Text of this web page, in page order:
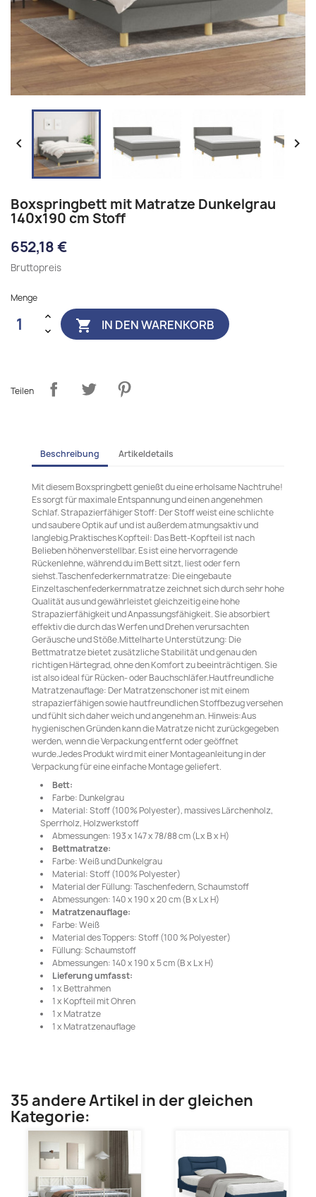
 
Boxspringbett mit Matratze Dunkelgrau
140x190 cm Stoff
652,18 €
Bruttopreis
Menge
 IN DEN WARENKORB
Teilen
Beschreibung Artikeldetails
Mit diesem Boxspringbett genießt du eine erholsame Nachtruhe!
Es sorgt für maximale Entspannung und einen angenehmen
Schlaf. Strapazierfähiger Stoff: Der Stoff weist eine schlichte
und saubere Optik auf und ist außerdem atmungsaktiv und
langlebig.Praktisches Kopfteil: Das Bett-Kopfteil ist nach
Belieben höhenverstellbar. Es ist eine hervorragende
Rückenlehne, während du im Bett sitzt, liest oder fern
siehst.Taschenfederkernmatratze: Die eingebaute
Einzeltaschenfederkernmatratze zeichnet sich durch sehr hohe
Qualität aus und gewährleistet gleichzeitig eine hohe
Strapazierfähigkeit und Anpassungsfähigkeit. Sie absorbiert
effektiv die durch das Werfen und Drehen verursachten
Geräusche und Stöße.Mittelharte Unterstützung: Die
Bettmatratze bietet zusätzliche Stabilität und genau den
richtigen Härtegrad, ohne den Komfort zu beeinträchtigen. Sie
ist also ideal für Rücken- oder Bauchschläfer.Hautfreundliche
Matratzenauflage: Der Matratzenschoner ist mit einem
strapazierfähigen sowie hautfreundlichen Stoffbezug versehen
und fühlt sich daher weich und angenehm an. Hinweis:Aus
hygienischen Gründen kann die Matratze nicht zurückgegeben
werden, wenn die Verpackung entfernt oder geöffnet
wurde.Jedes Produkt wird mit einer Montageanleitung in der
Verpackung für eine einfache Montage geliefert.
Bett:
Farbe: Dunkelgrau
Material: Stoff (100% Polyester), massives Lärchenholz,
Sperrholz, Holzwerkstoff
Abmessungen: 193 x 147 x 78/88 cm (L x B x H)
Bettmatratze:
Farbe: Weiß und Dunkelgrau
Material: Stoff (100% Polyester)
Material der Füllung: Taschenfedern, Schaumstoff
Abmessungen: 140 x 190 x 20 cm (B x L x H)
Matratzenauflage:
Farbe: Weiß
Material des Toppers: Stoff (100 % Polyester)
Füllung: Schaumstoff
Abmessungen: 140 x 190 x 5 cm (B x L x H)
Lieferung umfasst:
1 x Bettrahmen
1 x Kopfteil mit Ohren
1 x Matratze
1 x Matratzenauflage
35 andere Artikel in der gleichen
Kategorie: